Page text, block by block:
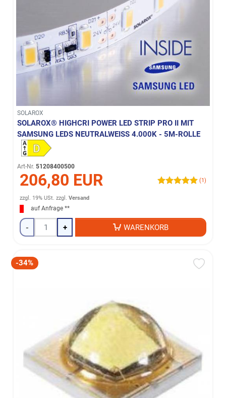
SOLAROX
SOLAROX® HIGHCRI POWER LED STRIP PRO II MIT
SAMSUNG LEDS NEUTRALWEISS 4.000K - 5M-ROLLE
Art-Nr. 51208400500
206,80 EUR (1)
zzgl. 19% USt. zzgl.Versand
auf Anfrage **
- + WARENKORB
-34%